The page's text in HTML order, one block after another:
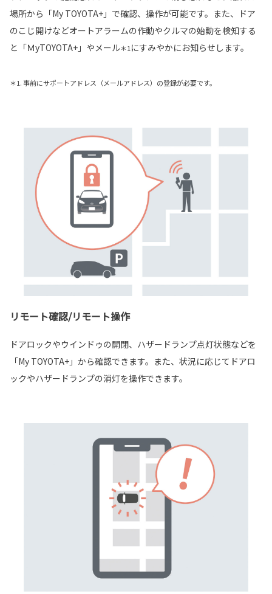
場所から「My TOYOTA+」で確認、操作が可能です。また、ドア
のこじ開けなどオートアラームの作動やクルマの始動を検知する
と「ＭyTOYOTA+」やメール＊1 にすみやかにお知らせします。
＊1. 事前にサポートアドレス（メールアドレス）の登録が必要です。
リモート確認/リモート操作
ドアロックやウインドゥの開閉、ハザードランプ点灯状態などを
「My TOYOTA+」から確認できます。また、状況に応じてドアロ
ックやハザードランプの消灯を操作できます。